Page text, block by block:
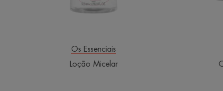
Os Essenciais
Loção Micelar